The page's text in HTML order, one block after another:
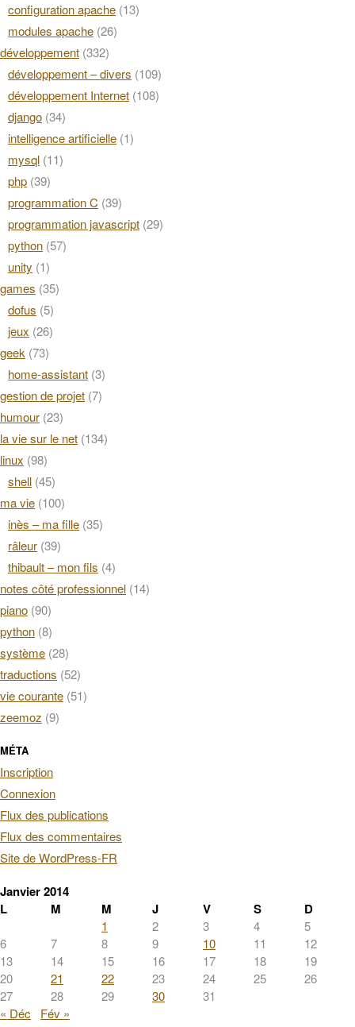
configuration apache (13)
modules apache (26)
développement (332)
développement – divers (109)
développement Internet (108)
django (34)
intelligence artificielle (1)
mysql (11)
php (39)
programmation C (39)
programmation javascript (29)
python (57)
unity (1)
games (35)
dofus (5)
jeux (26)
geek (73)
home-assistant (3)
gestion de projet (7)
humour (23)
la vie sur le net (134)
linux (98)
shell (45)
ma vie (100)
inès – ma fille (35)
râleur (39)
thibault – mon fils (4)
notes côté professionnel (14)
piano (90)
python (8)
système (28)
traductions (52)
vie courante (51)
zeemoz (9)
MÉTA
Inscription
Connexion
Flux des publications
Flux des commentaires
Site de WordPress-FR
Janvier 2014
L
M M J V S D
1 2 3 4
5
6
7 8 9 10 11
12
13
14 15 16 17 18
19
20
21 22 23 24 25
26
27
28 29 30
31
« Déc
Fév »